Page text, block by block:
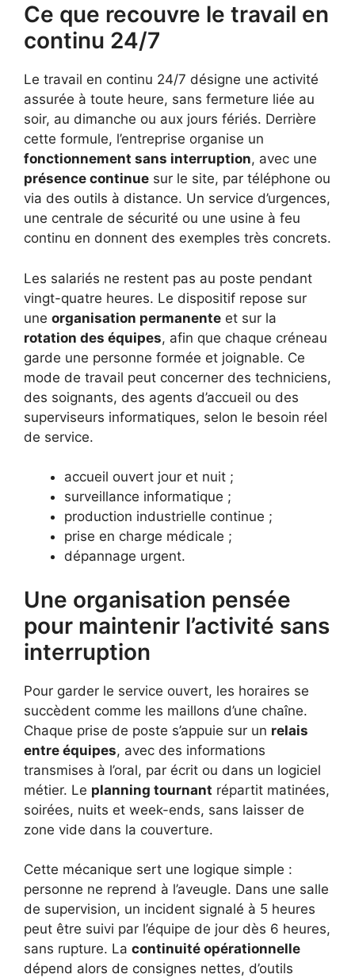
Ce que recouvre le travail en
continu 24/7
Le travail en continu 24/7 désigne une activité
assurée à toute heure, sans fermeture liée au
soir, au dimanche ou aux jours fériés. Derrière
cette formule, l’entreprise organise un
fonctionnement sans interruption, avec une
présence continue sur le site, par téléphone ou
via des outils à distance. Un service d’urgences,
une centrale de sécurité ou une usine à feu
continu en donnent des exemples très concrets.
Les salariés ne restent pas au poste pendant
vingt-quatre heures. Le dispositif repose sur
une organisation permanente et sur la
rotation des équipes, afin que chaque créneau
garde une personne formée et joignable. Ce
mode de travail peut concerner des techniciens,
des soignants, des agents d’accueil ou des
superviseurs informatiques, selon le besoin réel
de service.
accueil ouvert jour et nuit ;
surveillance informatique ;
production industrielle continue ;
prise en charge médicale ;
dépannage urgent.
Une organisation pensée
pour maintenir l’activité sans
interruption
Pour garder le service ouvert, les horaires se
succèdent comme les maillons d’une chaîne.
Chaque prise de poste s’appuie sur un relais
entre équipes, avec des informations
transmises à l’oral, par écrit ou dans un logiciel
métier. Le planning tournant répartit matinées,
soirées, nuits et week-ends, sans laisser de
zone vide dans la couverture.
Cette mécanique sert une logique simple :
personne ne reprend à l’aveugle. Dans une salle
de supervision, un incident signalé à 5 heures
peut être suivi par l’équipe de jour dès 6 heures,
sans rupture. La continuité opérationnelle
dépend alors de consignes nettes, d’outils